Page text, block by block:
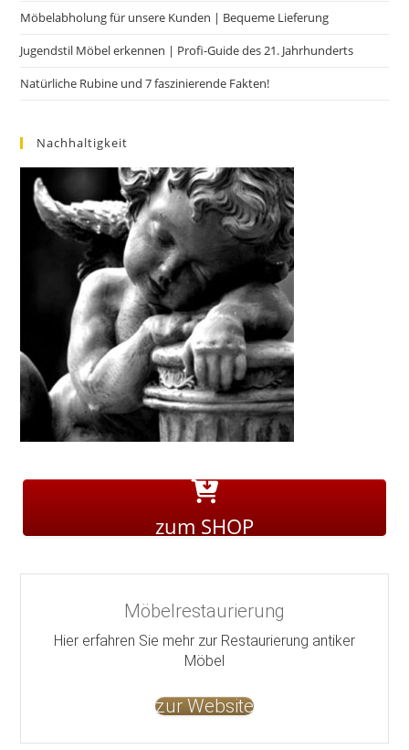
Möbelabholung für unsere Kunden | Bequeme Lieferung
Jugendstil Möbel erkennen | Profi-Guide des 21. Jahrhunderts
Natürliche Rubine und 7 faszinierende Fakten!
Nachhaltigkeit
zum SHOP
Möbelrestaurierung
Hier erfahren Sie mehr zur Restaurierung antiker
Möbel
zur Website